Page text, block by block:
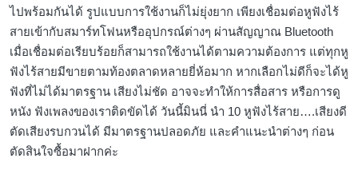
ไปพร้อมกันได้ รูปแบบการใช้งานก็ไม่ยุ่งยาก เพียงเชื่อมต่อหูฟังไร้
สายเข้ากับสมาร์ทโฟนหรืออุปกรณ์ต่างๆ ผ่านสัญญาณ Bluetooth
เมื่อเชื่อมต่อเรียบร้อยก็สามารถใช้งานได้ตามความต้องการ แต่ทุกหู
ฟังไร้สายมีขายตามท้องตลาดหลายยี่ห้อมาก หากเลือกไม่ดีก็จะได้หู
ฟังที่ไม่ได้มาตรฐาน เสียงไม่ชัด อาจจะทำให้การสื่อสาร หรือการดู
หนัง ฟังเพลงของเราติดขัดได้ วันนี้มินนี่ นำ 10 หูฟังไร้สาย….เสียงดี
ตัดเสียงรบกวนได้ มีมาตรฐานปลอดภัย และคำแนะนำต่างๆ ก่อน
ตัดสินใจซื้อมาฝากค่ะ